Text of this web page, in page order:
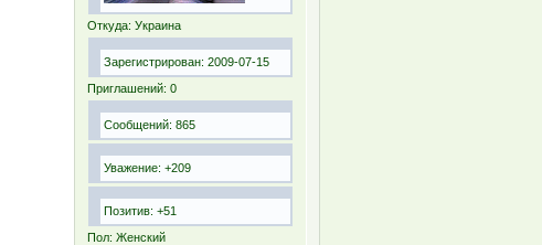
Откуда: Украина
Зарегистрирован: 2009-07-15
Приглашений: 0
Сообщений: 865
Уважение: +209
Позитив: +51
Пол: Женский